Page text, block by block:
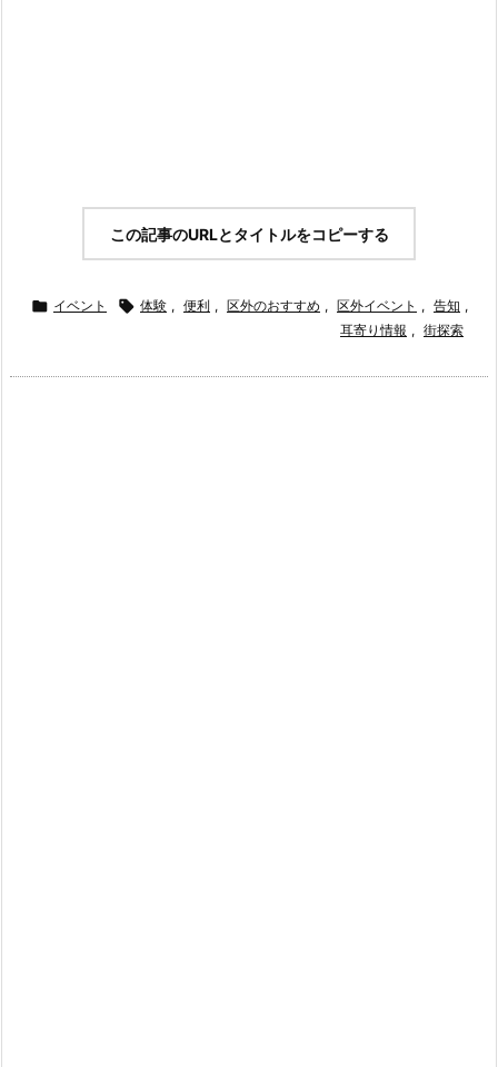
この記事のURLとタイトルをコピーする
 イベント  体験 , 便利 , 区外のおすすめ , 区外イベント , 告知 ,
耳寄り情報 , 街探索